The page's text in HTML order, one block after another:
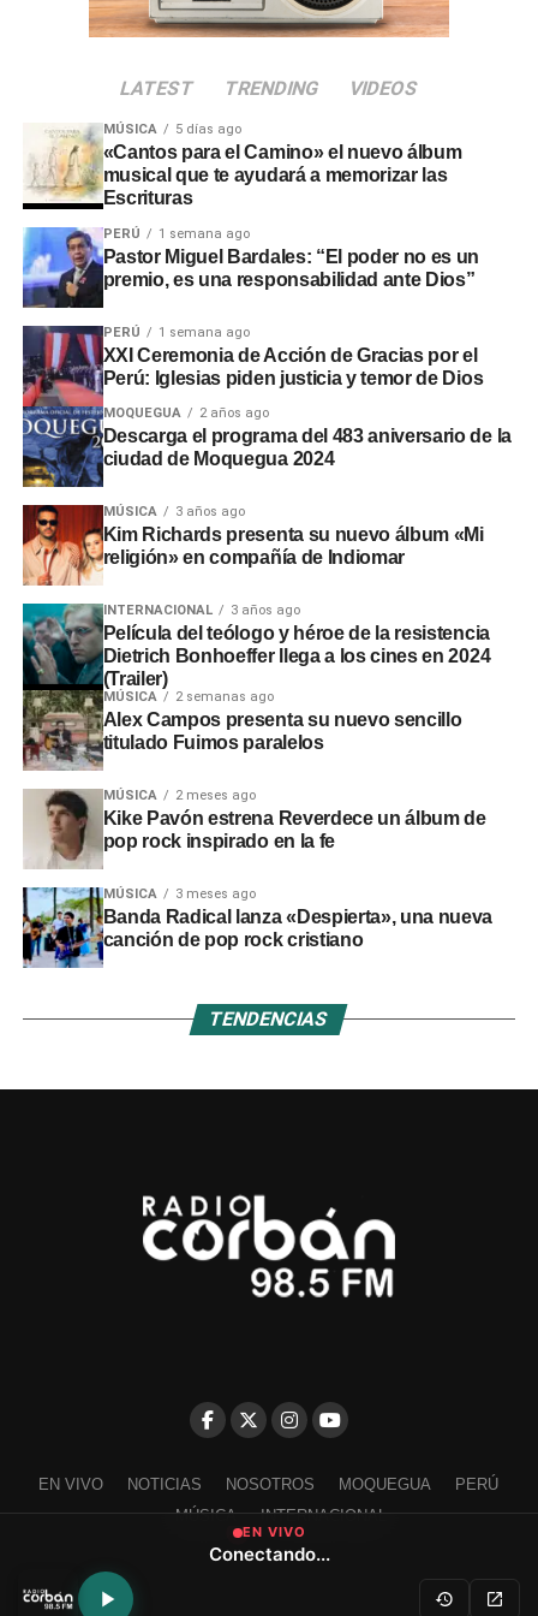
. La propuesta respondió a la necesidad de atender
gubernamental.
El evento oficial contará con
transmisión en directo a
nivel nacionalpara facilitar la participación ciudadana
desde distintas regiones. Con esta actividad, la
comunidad evangélica ratificó su respaldo cívico y sus
oraciones por la gestión de las nuevas autoridades.
LATEST TRENDING VIDEOS
MÚSICA 5 días ago
«Cantos para el Camino» el nuevo álbum
musical que te ayudará a memorizar las
Escrituras
PERÚ 1 semana ago
Pastor Miguel Bardales: “El poder no es un
premio, es una responsabilidad ante Dios”
PERÚ 1 semana ago
XXI Ceremonia de Acción de Gracias por el
Perú: Iglesias piden justicia y temor de Dios
MOQUEGUA 2 años ago
Descarga el programa del 483 aniversario de la
ciudad de Moquegua 2024
MÚSICA 3 años ago
Kim Richards presenta su nuevo álbum «Mi
religión» en compañía de Indiomar
INTERNACIONAL 3 años ago
Película del teólogo y héroe de la resistencia
Dietrich Bonhoeffer llega a los cines en 2024
(Trailer)
MÚSICA 2 semanas ago
Alex Campos presenta su nuevo sencillo
titulado Fuimos paralelos
MÚSICA 2 meses ago
Kike Pavón estrena Reverdece un álbum de
pop rock inspirado en la fe
MÚSICA 3 meses ago
Banda Radical lanza «Despierta», una nueva
canción de pop rock cristiano
TENDENCIAS
EN VIVO NOTICIAS NOSOTROS MOQUEGUA
PERÚ
MÚSICA
INTERNACIONAL
Escríbenos a contacto@radiocorban.com
EN VIVO
Conectando...